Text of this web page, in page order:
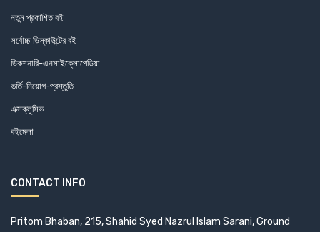
নতুন প্রকাশিত বই
সর্বোচ্চ ডিস্কাউন্টের বই
ডিকশনারি-এনসাইক্লোপেডিয়া
ভর্তি-নিয়োগ-প্রস্তুতি
এক্সক্লুসিভ
বইমেলা
CONTACT INFO
Pritom Bhaban, 215, Shahid Syed Nazrul Islam Sarani, Ground